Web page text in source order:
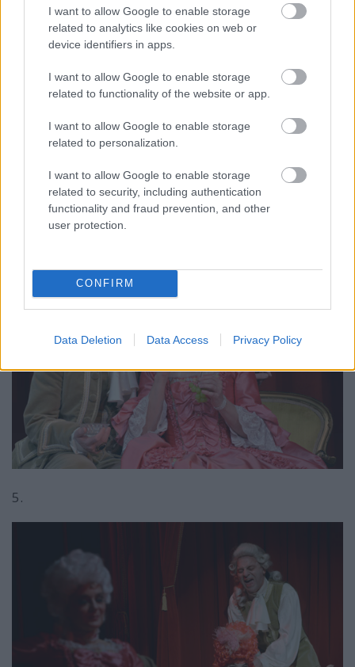
I want to allow Google to enable storage
related to analytics like cookies on web or
device identifiers in apps.
I want to allow Google to enable storage
related to functionality of the website or app.
I want to allow Google to enable storage
related to personalization.
I want to allow Google to enable storage
related to security, including authentication
functionality and fraud prevention, and other
user protection.
CONFIRM
Data Deletion Data Access Privacy Policy
5.